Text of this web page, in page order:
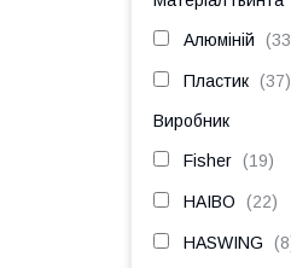
Алюміній 33
Пластик 37
Виробник
Fisher 19
HAIBO 22
HASWING 8